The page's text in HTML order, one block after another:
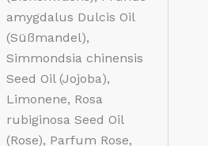
amygdalus Dulcis Oil
(Süßmandel),
Simmondsia chinensis
Seed Oil (Jojoba),
Limonene, Rosa
rubiginosa Seed Oil
(Rose), Parfum Rose,